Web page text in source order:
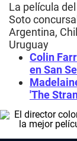
La película
Soto
Argentina,
Uruguay
Colin
en San
'The